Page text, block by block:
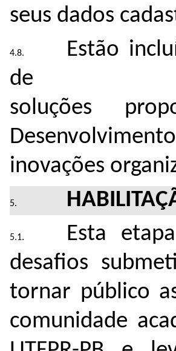
seus dados
Estão
de
soluções
inovações
Esta
desafios
tornar público
comunidade